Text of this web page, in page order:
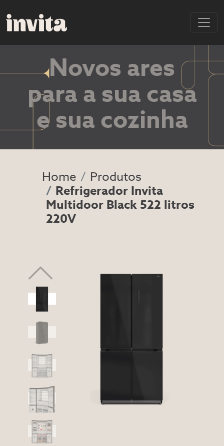
Novos ares
para a sua casa
e sua cozinha
Home
Produtos
Refrigerador Invita
Multidoor Black 522 litros
220V